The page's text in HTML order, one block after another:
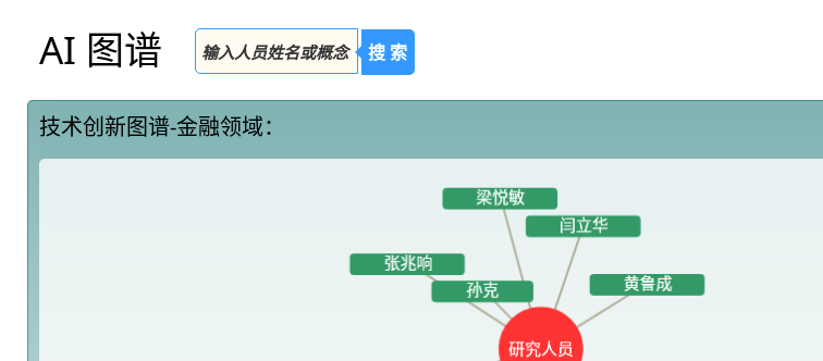
AI 图谱 搜 索
技术创新图谱-金融领域：